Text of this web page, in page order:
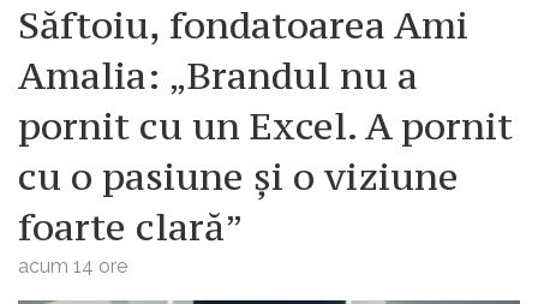
Săftoiu, fondatoarea Ami
Amalia: „Brandul nu a
pornit cu un Excel. A pornit
cu o pasiune și o viziune
foarte clară”
acum 14 ore